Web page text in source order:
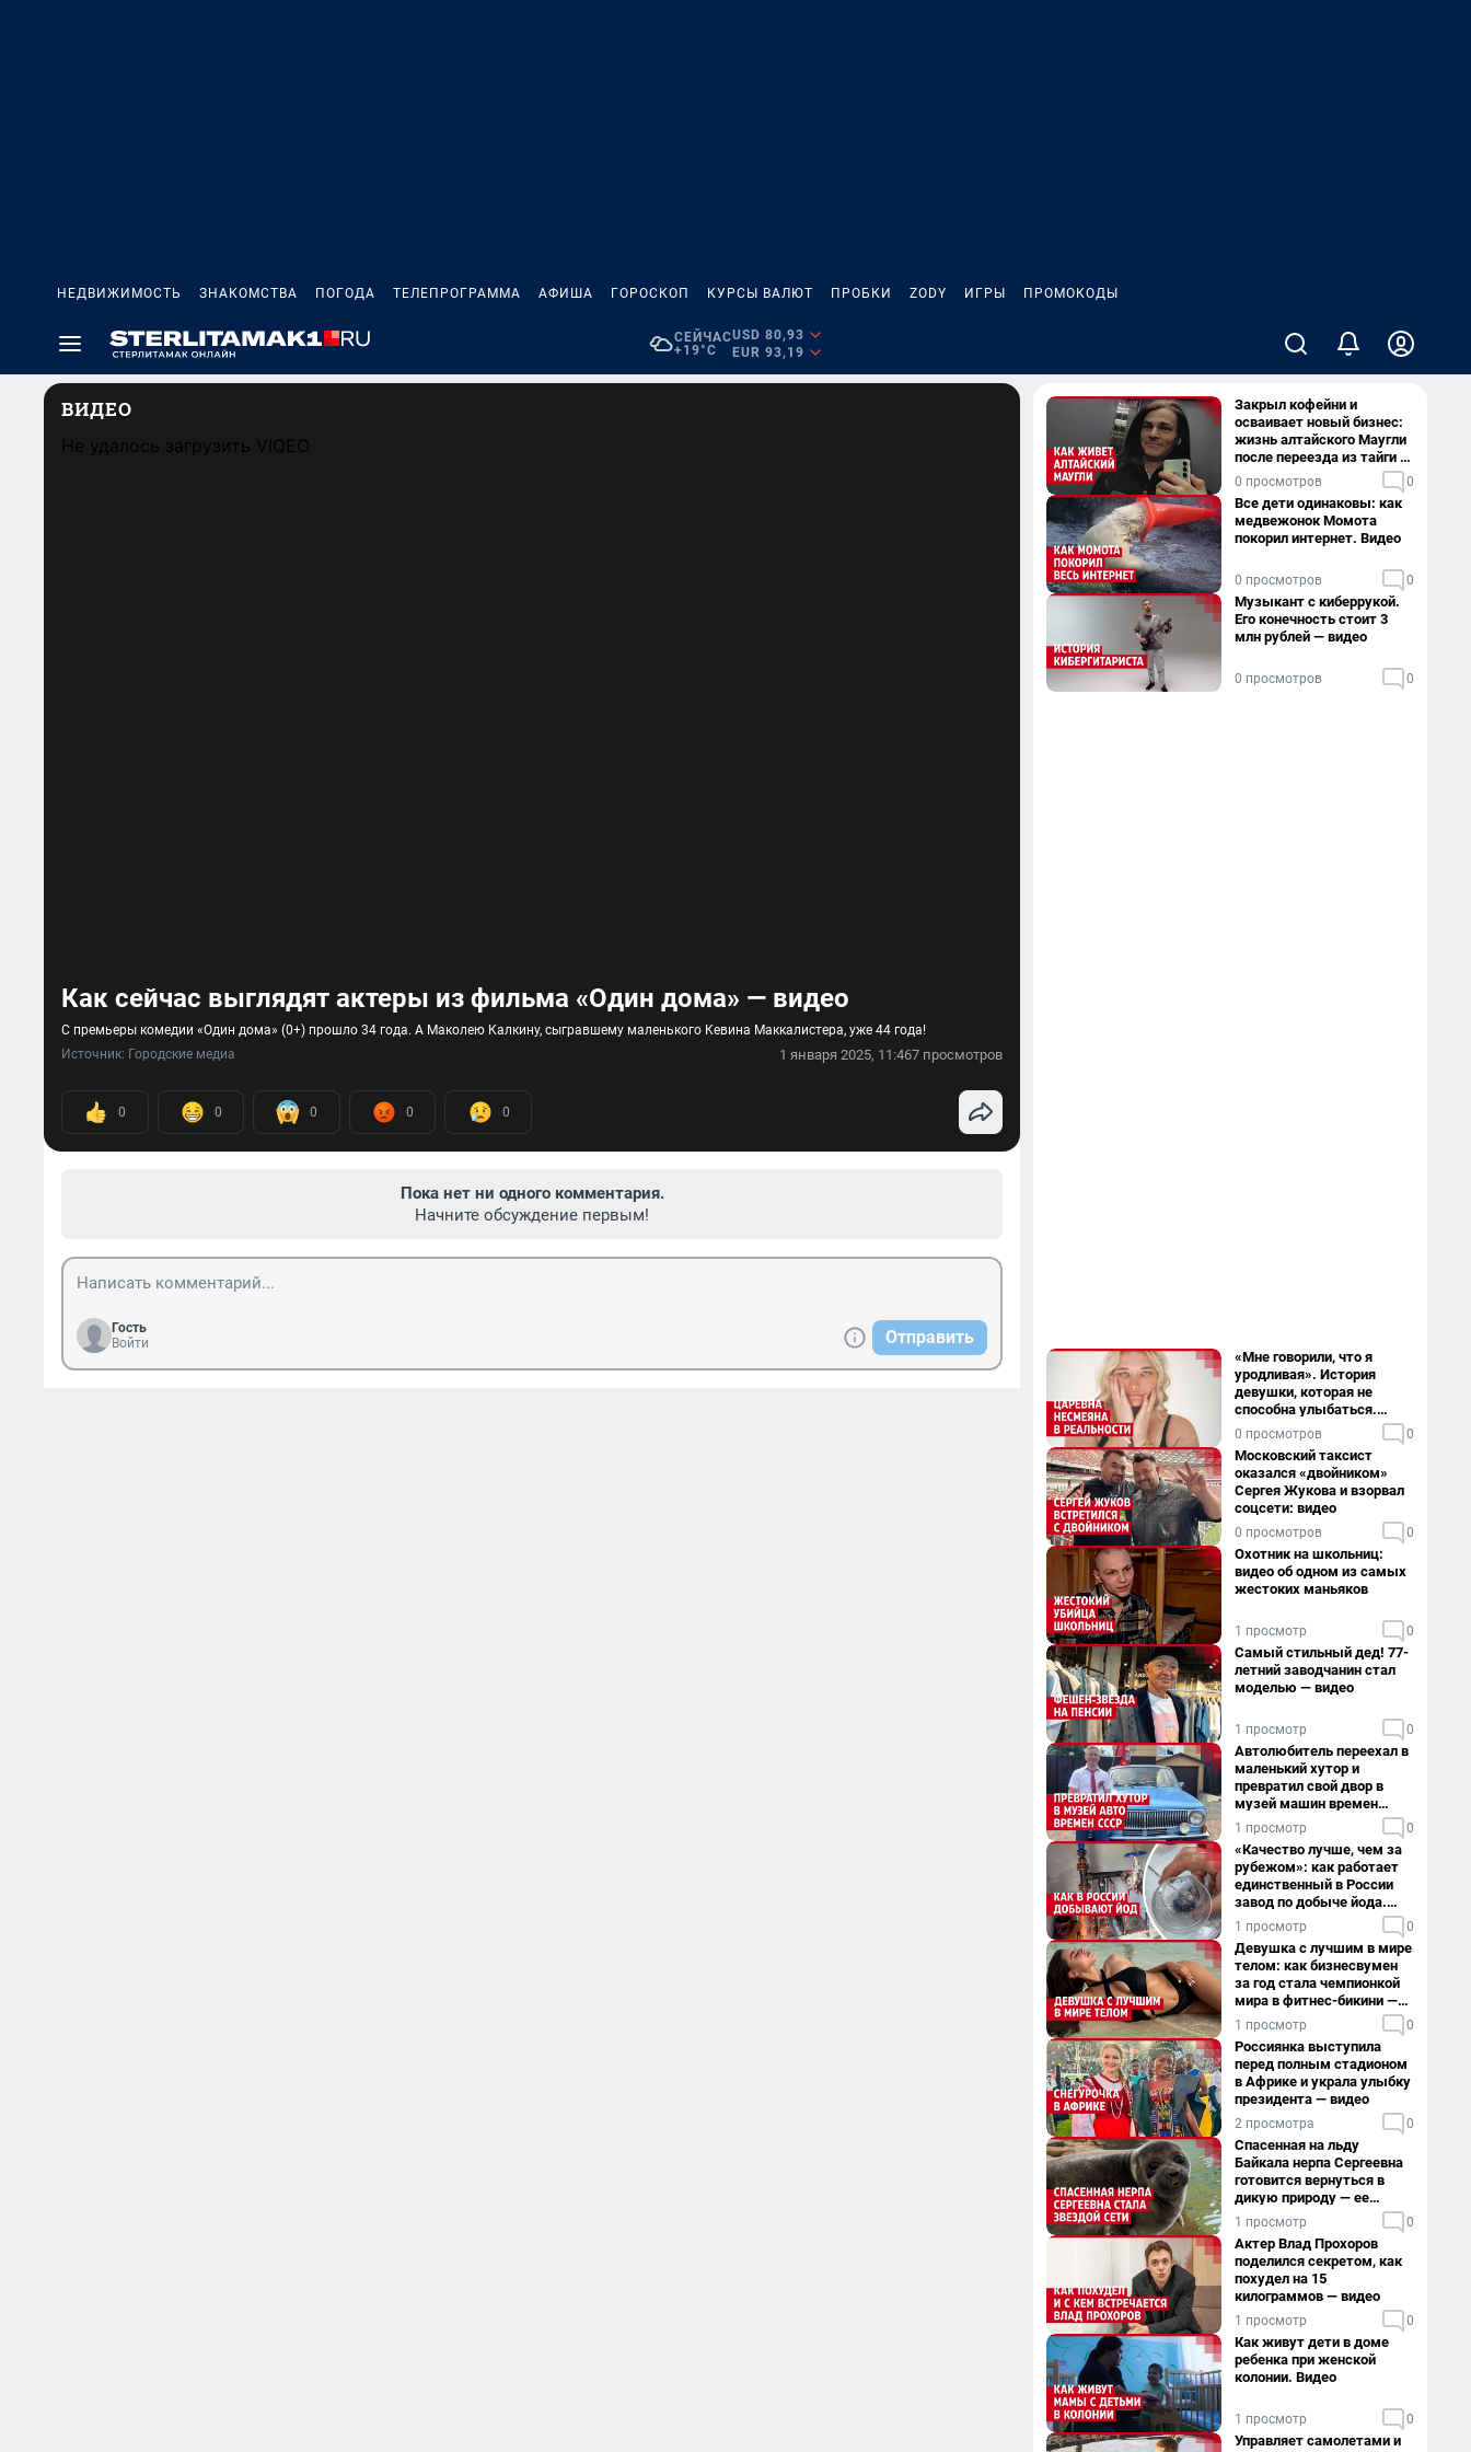
НЕДВИЖИМОСТЬ ЗНАКОМСТВА ПОГОДА ТЕЛЕПРОГРАММА АФИША ГОРОСКОП КУРСЫ ВАЛЮТ ПРОБКИ ZODY ИГРЫ ПРОМОКОДЫ
СЕЙЧАС
+19°C
USD 80,93
EUR 93,19
ВИДЕО
Не удалось загрузить VIQEO
Как сейчас выглядят актеры из фильма «Один дома» — видео
С премьеры комедии «Один дома» (0+) прошло 34 года. А Маколею Калкину, сыгравшему маленького Кевина Маккалистера, уже 44 года!
Источник: Городские медиа 1 января 2025, 11:467 просмотров
0 0 0 0 0
Пока нет ни одного комментария.
Начните обсуждение первым!
Гость
Войти
Отправить
Закрыл кофейни и
осваивает новый бизнес:
жизнь алтайского Маугли
после переезда из тайги в
столицу
0 просмотров 0
Все дети одинаковы: как
медвежонок Момота
покорил интернет. Видео
0 просмотров 0
Музыкант с киберрукой.
Его конечность стоит 3
млн рублей — видео
0 просмотров 0
«Мне говорили, что я
уродливая». История
девушки, которая не
способна улыбаться.
Видео
0 просмотров 0
Московский таксист
оказался «двойником»
Сергея Жукова и взорвал
соцсети: видео
0 просмотров 0
Охотник на школьниц:
видео об одном из самых
жестоких маньяков
1 просмотр 0
Самый стильный дед! 77-
летний заводчанин стал
моделью — видео
1 просмотр 0
Автолюбитель переехал в
маленький хутор и
превратил свой двор в
музей машин времен
СССР. Видео
1 просмотр 0
«Качество лучше, чем за
рубежом»: как работает
единственный в России
завод по добыче йода.
Видео
1 просмотр 0
Девушка с лучшим в мире
телом: как бизнесвумен
за год стала чемпионкой
мира в фитнес-бикини —
видео
1 просмотр 0
Россиянка выступила
перед полным стадионом
в Африке и украла улыбку
президента — видео
2 просмотра 0
Спасенная на льду
Байкала нерпа Сергеевна
готовится вернуться в
дикую природу — ее
видеоистория
1 просмотр 0
Актер Влад Прохоров
поделился секретом, как
похудел на 15
килограммов — видео
1 просмотр 0
Как живут дети в доме
ребенка при женской
колонии. Видео
1 просмотр 0
Управляет самолетами и